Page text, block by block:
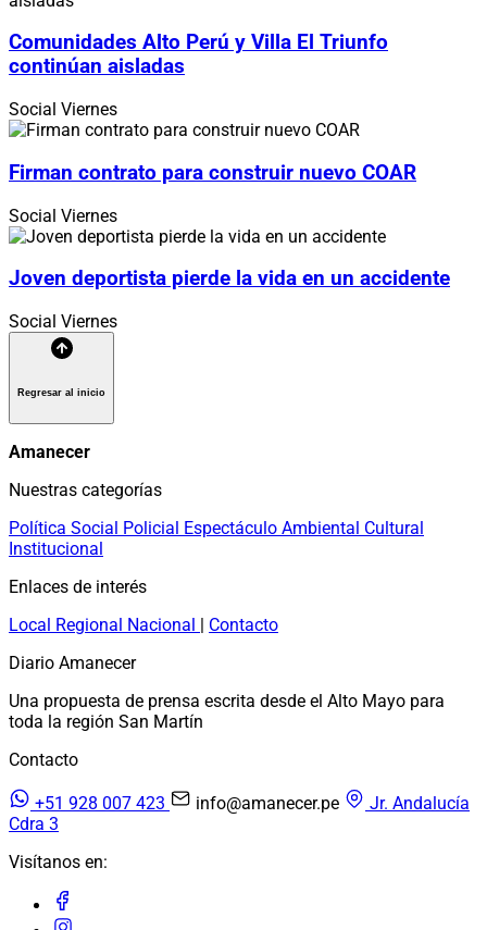
Comunidades Alto Perú y Villa El Triunfo
continúan aisladas
Social Viernes
Firman contrato para construir nuevo COAR
Social Viernes
Joven deportista pierde la vida en un accidente
Social Viernes
Regresar al inicio
Amanecer
Nuestras categorías
Política Social Policial Espectáculo Ambiental Cultural
Institucional
Enlaces de interés
Local Regional Nacional | Contacto
Diario Amanecer
Una propuesta de prensa escrita desde el Alto Mayo para
toda la región San Martín
Contacto
+51 928 007 423 info@amanecer.pe
Jr. Andalucía
Cdra 3
Visítanos en: